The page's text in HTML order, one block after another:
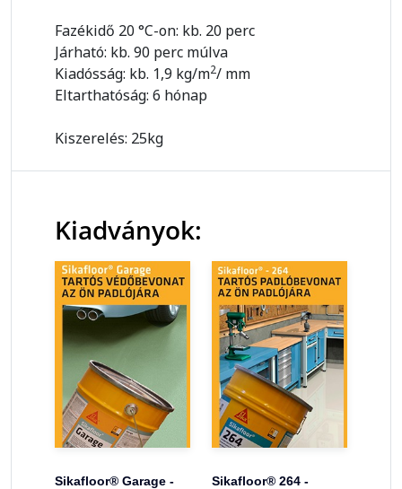
Fazékidő 20 °C-on: kb. 20 perc
Járható: kb. 90 perc múlva
Kiadósság: kb. 1,9 kg/m2/ mm
Eltarthatóság: 6 hónap
Kiszerelés: 25kg
Kiadványok:
Sikafloor® Garage -
Sikafloor® 264 -